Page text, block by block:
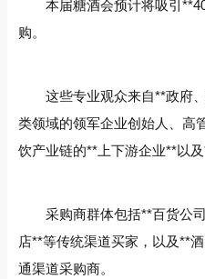
本届糖酒会预计将吸引
购。
这些专业观众来自**政府
类领域的领军企业创始人、高
饮产业链的**上下游企业**以及
采购商群体包括**百货公
店**等传统渠道买家，以及**
通渠道采购商。